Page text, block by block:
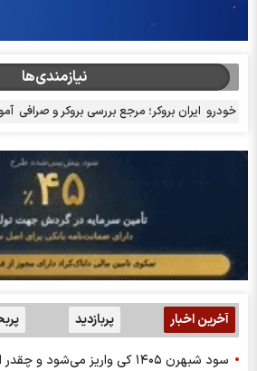
نیازمندی‌ها
خودرو ایران بروکر؛ مرجع بررسی بروکر و صرافی
آخرین اخبار پربازدید
سود شبهرن ۱۴۰۵ کی واریز می‌شود و چقدر است؟